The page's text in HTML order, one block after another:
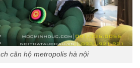
căn hộ metropolis hà nội